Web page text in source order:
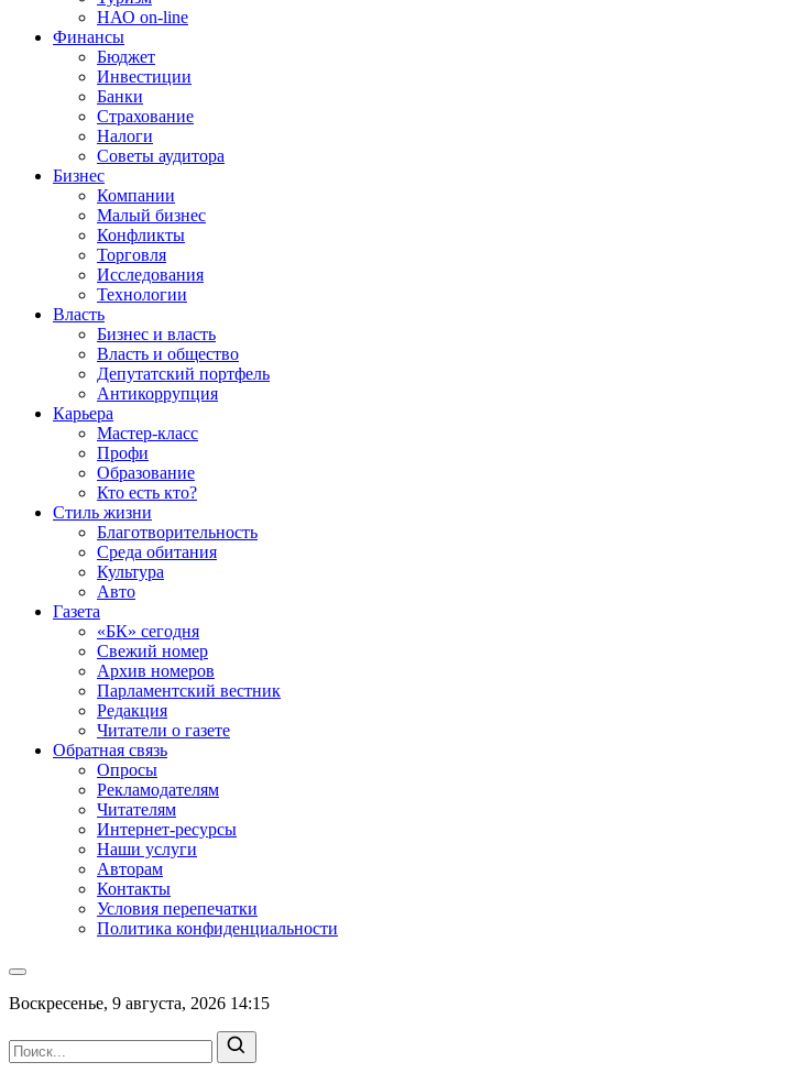
НАО on-line
Финансы
Бюджет
Инвестиции
Банки
Страхование
Налоги
Советы аудитора
Бизнес
Компании
Малый бизнес
Конфликты
Торговля
Исследования
Технологии
Власть
Бизнес и власть
Власть и общество
Депутатский портфель
Антикоррупция
Карьера
Мастер-класс
Профи
Образование
Кто есть кто?
Стиль жизни
Благотворительность
Среда обитания
Культура
Авто
Газета
«БК» сегодня
Свежий номер
Архив номеров
Парламентский вестник
Редакция
Читатели о газете
Обратная связь
Опросы
Рекламодателям
Читателям
Интернет-ресурсы
Наши услуги
Авторам
Контакты
Условия перепечатки
Политика конфиденциальности
Воскресенье, 9 августа, 2026 14:15